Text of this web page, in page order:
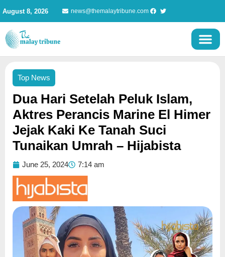
content
August 8, 2026 news@themalaytribune.com
Top News
Dua Hari Setelah Peluk Islam,
Aktres Perancis Marine El Himer
Jejak Kaki Ke Tanah Suci
Tunaikan Umrah – Hijabista
June 25, 2024 7:14 am